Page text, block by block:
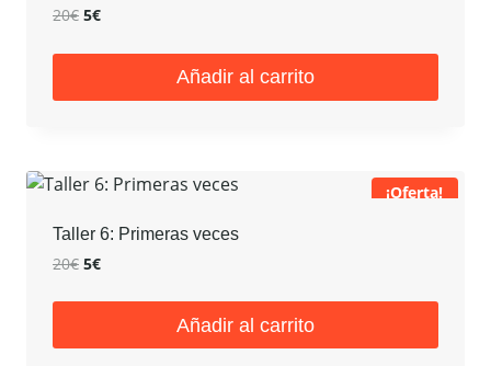
20€ El
original
20€.
5€El
actual
5€.
Añadir al carrito
¡Oferta!
Taller 6: Primeras veces
20€ El
original
20€.
5€El
actual
5€.
Añadir al carrito